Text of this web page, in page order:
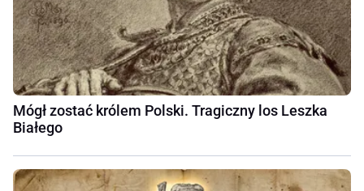
Mógł zostać królem Polski. Tragiczny los Leszka
Białego